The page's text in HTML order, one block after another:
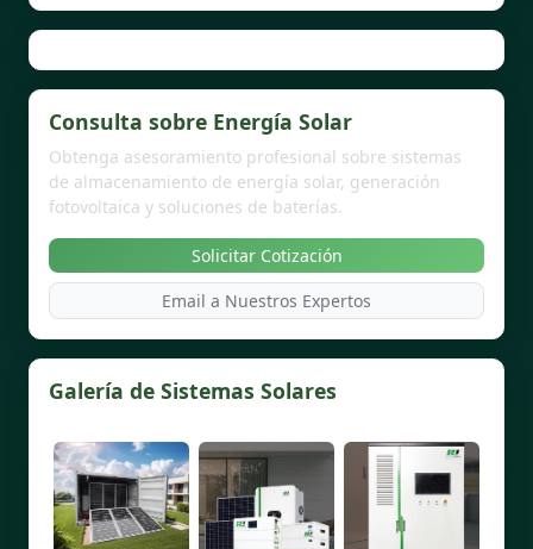
Consulta sobre Energía Solar
Obtenga asesoramiento profesional sobre sistemas
de almacenamiento de energía solar, generación
fotovoltaica y soluciones de baterías.
Solicitar Cotización
Email a Nuestros Expertos
Galería de Sistemas Solares